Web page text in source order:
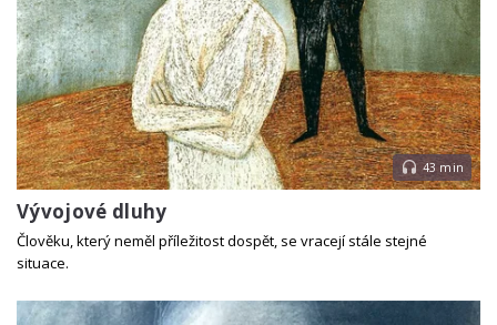
43 min
Vývojové dluhy
Člověku, který neměl příležitost dospět, se vracejí stále stejné
situace.